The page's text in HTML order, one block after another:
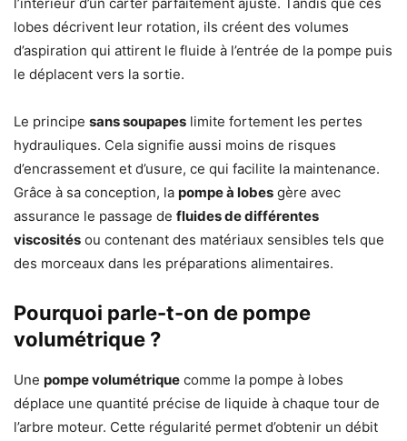
lobes décrivent leur rotation, ils créent des volumes
d’aspiration qui attirent le fluide à l’entrée de la pompe puis
le déplacent vers la sortie.
Le principe sans soupapes limite fortement les pertes
hydrauliques. Cela signifie aussi moins de risques
d’encrassement et d’usure, ce qui facilite la maintenance.
Grâce à sa conception, la pompe à lobes gère avec
assurance le passage de fluides de différentes
viscosités ou contenant des matériaux sensibles tels que
des morceaux dans les préparations alimentaires.
Pourquoi parle-t-on de pompe
volumétrique ?
Une pompe volumétrique comme la pompe à lobes
déplace une quantité précise de liquide à chaque tour de
l’arbre moteur. Cette régularité permet d’obtenir un débit